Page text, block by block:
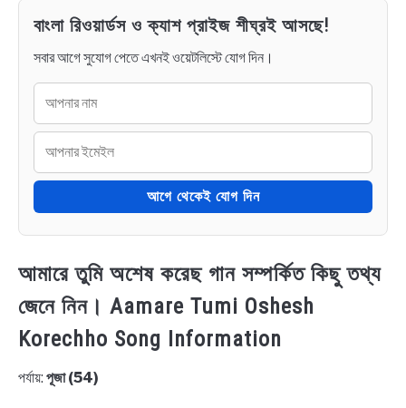
বাংলা রিওয়ার্ডস ও ক্যাশ প্রাইজ শীঘ্রই আসছে!
সবার আগে সুযোগ পেতে এখনই ওয়েটলিস্টে যোগ দিন।
আগে থেকেই যোগ দিন
আমারে তুমি অশেষ করেছ গান সম্পর্কিত কিছু তথ্য
জেনে নিন। Aamare Tumi Oshesh
Korechho Song Information
পর্যায়: পূজা (54)